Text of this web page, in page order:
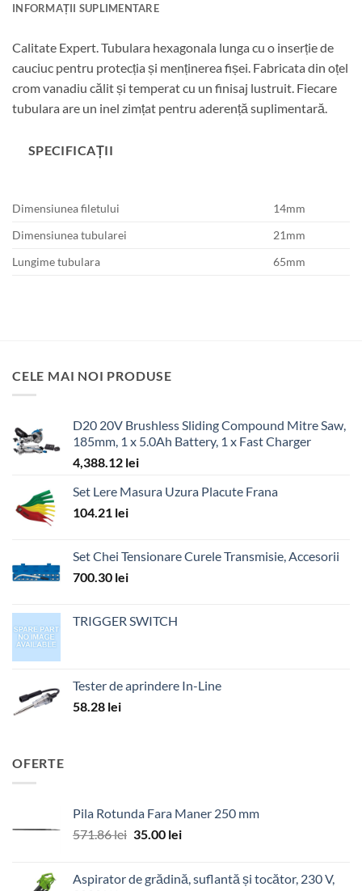
INFORMAȚII SUPLIMENTARE
Calitate Expert. Tubulara hexagonala lunga cu o inserție de
cauciuc pentru protecția și menținerea fișei. Fabricata din oțel
crom vanadiu călit și temperat cu un finisaj lustruit. Fiecare
tubulara are un inel zimțat pentru aderență suplimentară.
SPECIFICAȚII
Dimensiunea filetului
14mm
Dimensiunea tubularei
21mm
Lungime tubulara
65mm
CELE MAI NOI PRODUSE
D20 20V Brushless Sliding Compound Mitre Saw,
185mm, 1 x 5.0Ah Battery, 1 x Fast Charger
4,388.12 lei
Set Lere Masura Uzura Placute Frana
104.21 lei
Set Chei Tensionare Curele Transmisie, Accesorii
700.30 lei
TRIGGER SWITCH
Tester de aprindere In-Line
58.28 lei
OFERTE
Pila Rotunda Fara Maner 250 mm
571.86lei Prețul
fost:
35.00 leiPrețul
35.00 lei.
Aspirator de grădină, suflantă și tocător, 230 V,